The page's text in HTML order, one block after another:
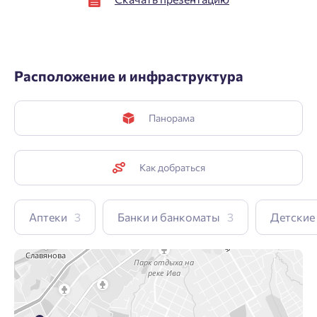
Расположение и инфраструктура
Панорама
Как добраться
Аптеки 3 Банки и банкоматы 3